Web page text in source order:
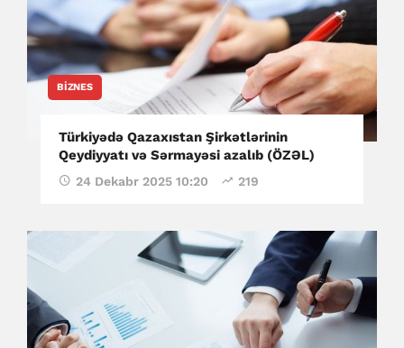
BIZNES
Türkiyədə Qazaxıstan Şirkətlərinin
Qeydiyyatı və Sərmayəsi azalıb (ÖZƏL)
24 Dekabr 2025 10:20 219